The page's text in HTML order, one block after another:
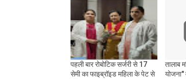
पहली बार रोबोटिक सर्जरी से 17
सेमी का फाइब्रॉइड महिला के पेट से
तालाब
योजना"